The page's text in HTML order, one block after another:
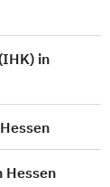
in
Hessen